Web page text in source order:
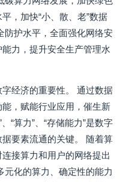
，加快“小、散、老”数据
护水平，全面强化网络安
力，提升安全生产管理水
经济的重要性。 通过数据
，赋能行业应用，催生新
“算力”、“存储能力”是数字
要素流通的关键。 随着算
接算力和用户的网络提出
元化的算力、确定性的能力